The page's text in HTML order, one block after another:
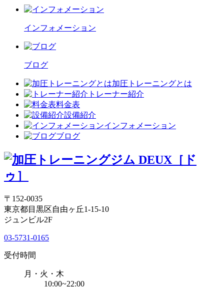
インフォメーション
ブログ
加圧トレーニングとは
トレーナー紹介
料金表
設備紹介
インフォメーション
ブログ
〒152-0035
東京都目黒区自由ヶ丘1-15-10
ジュンビル2F
03-5731-0165
受付時間
月・火・木
10:00~22:00